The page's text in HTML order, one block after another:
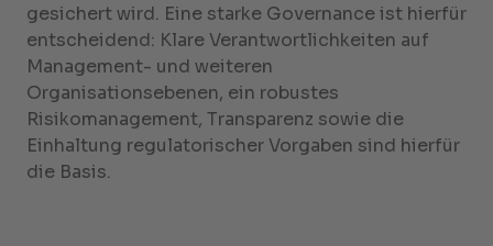
gesichert wird. Eine starke Governance ist hierfür
entscheidend: Klare Verantwortlichkeiten auf
Management- und weiteren
Organisationsebenen, ein robustes
Risikomanagement, Transparenz sowie die
Einhaltung regulatorischer Vorgaben sind hierfür
die Basis.